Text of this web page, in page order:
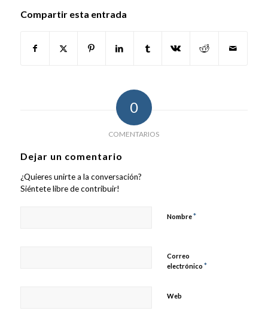
Compartir esta entrada
0
COMENTARIOS
Dejar un comentario
¿Quieres unirte a la conversación?
Siéntete libre de contribuir!
Nombre*
Correo
electrónico *
Web